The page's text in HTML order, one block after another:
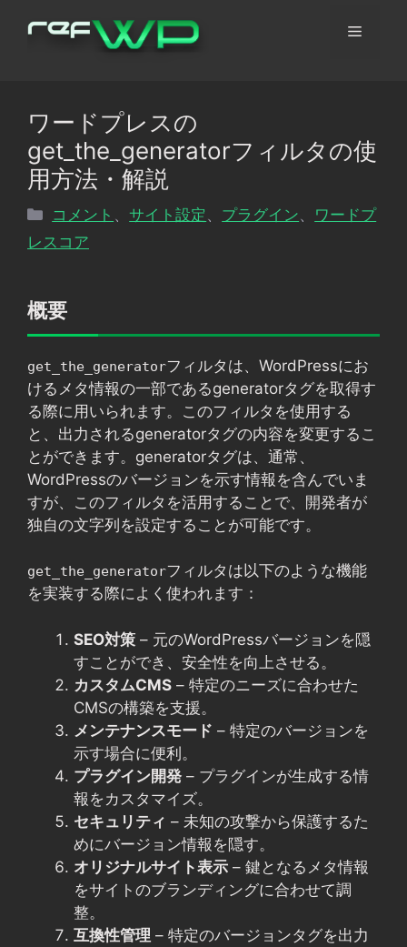
メ
ュ
ワードプレスの
get_the_generatorフィルタの使
用方法・解説
カ
テ
ー
コメント 、サイト設定 プラグイン
ワードプ
レスコア
概要
get_the_generatorフィルタは、WordPressにお
けるメタ情報の一部であるgeneratorタグを取得す
る際に用いられます。このフィルタを使用する
と、出力されるgeneratorタグの内容を変更するこ
とができます。generatorタグは、通常、
WordPressのバージョンを示す情報を含んでいま
すが、このフィルタを活用することで、開発者が
独自の文字列を設定することが可能です。
get_the_generatorフィルタは以下のような機能
を実装する際によく使われます：
SEO対策 – 元のWordPressバージョンを隠
すことができ、安全性を向上させる。
カスタムCMS – 特定のニーズに合わせた
CMSの構築を支援。
メンテナンスモード – 特定のバージョンを
示す場合に便利。
プラグイン開発 – プラグインが生成する情
報をカスタマイズ。
セキュリティ – 未知の攻撃から保護するた
めにバージョン情報を隠す。
オリジナルサイト表示 – 鍵となるメタ情報
をサイトのブランディングに合わせて調
整。
互換性管理 – 特定のバージョンタグを出力